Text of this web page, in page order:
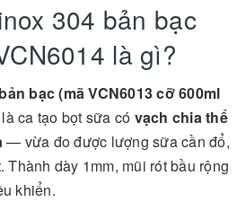
304 bản bạc
là gì?
bạc (mã VCN6013 cỡ 600ml
là ca tạo bọt sữa có vạch chia thể
— vừa đo được lượng sữa cần đổ,
dày 1mm, mũi rót bầu rộng
khiển.